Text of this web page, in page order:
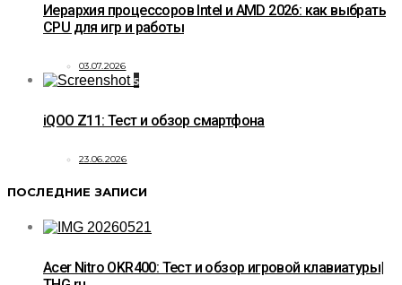
Иерархия процессоров Intel и AMD 2026: как выбрать
CPU для игр и работы
03.07.2026
5
iQOO Z11: Тест и обзор смартфона
23.06.2026
ПОСЛЕДНИЕ ЗАПИСИ
Acer Nitro OKR400: Тест и обзор игровой клавиатуры|